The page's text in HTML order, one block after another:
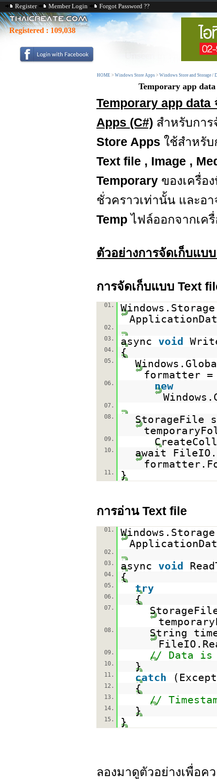
Register Member Login Forgot Password ??
Registered : 109,038
HOME > Windows Store Apps > Windows Store and Storage /
Temporary app
Temporary app data
Apps (C#) สำหรับกา
Store Apps ใช้สำหรับ
Text file , Image ,
Temporary ของเครื่อ
ชั่วคราวเท่านั้น และอ
Tempไฟล์ออกจากเครื่
ตัวอย่างการจัดเก็บแบ
การจัดเก็บแบบ Text
01.
02.
03.
async void
04. {
05.
formatter =
06.
new
07.
08.
StorageFile
09.
10.
await
11. }
การอ่าน Text file
01.
02.
03.
async void
04. {
05. try
06. {
07.
08.
String
09. // Data is
10. }
11. catch
12. {
13. //
14. }
15. }
ลองมาดูตัวอย่างเพื่อค